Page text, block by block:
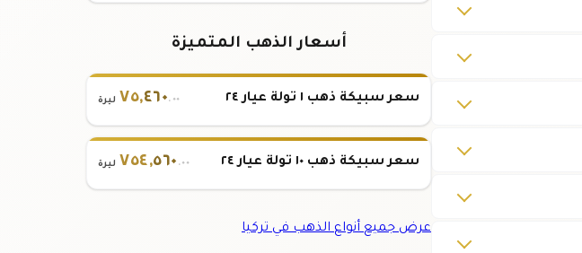
أسعار الذهب المتميزة
سعر سبيكة ذهب ١ تولة عيار ٢٤ ٧٥,٤٦٠.٠٠ ليرة
سعر سبيكة ذهب ١٠ تولة عيار ٢٤ ٧٥٤,٥٦٠ .٠٠ ليرة
عرض جميع أنواع الذهب في تركيا